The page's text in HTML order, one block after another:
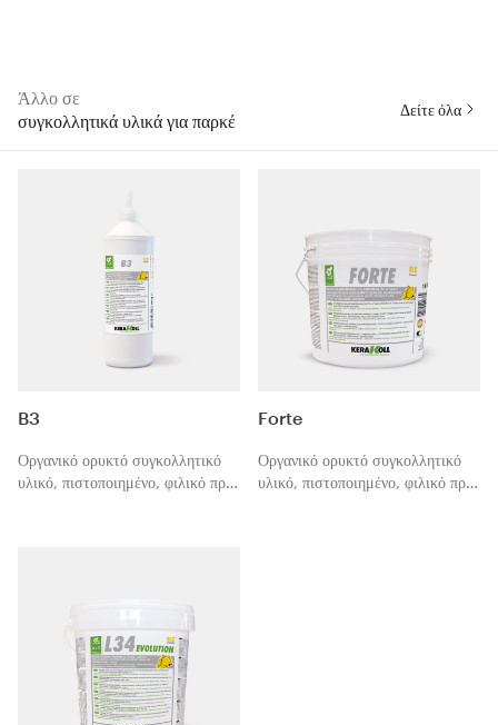
Άλλο σε
συγκολλητικά υλικά για παρκέ
Δείτε όλα
B3
Οργανικό ορυκτό συγκολλητικό
υλικό, πιστοποιημένο, φιλικό προς
Forte
Οργανικό ορυκτό συγκολλητικό
υλικό, πιστοποιημένο, φιλικό προς